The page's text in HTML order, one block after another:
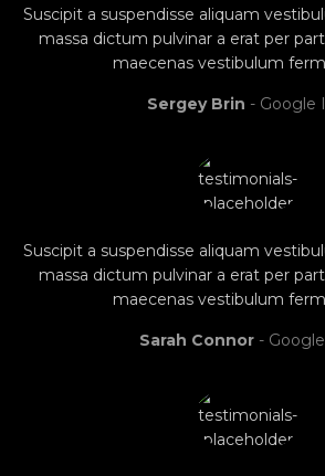
Suscipit a suspendisse aliquam
massa dictum pulvinar a erat per
maecenas vestibulum
Sergey Brin Google
Suscipit a suspendisse aliquam
massa dictum pulvinar a erat per
maecenas vestibulum
Sarah Connor